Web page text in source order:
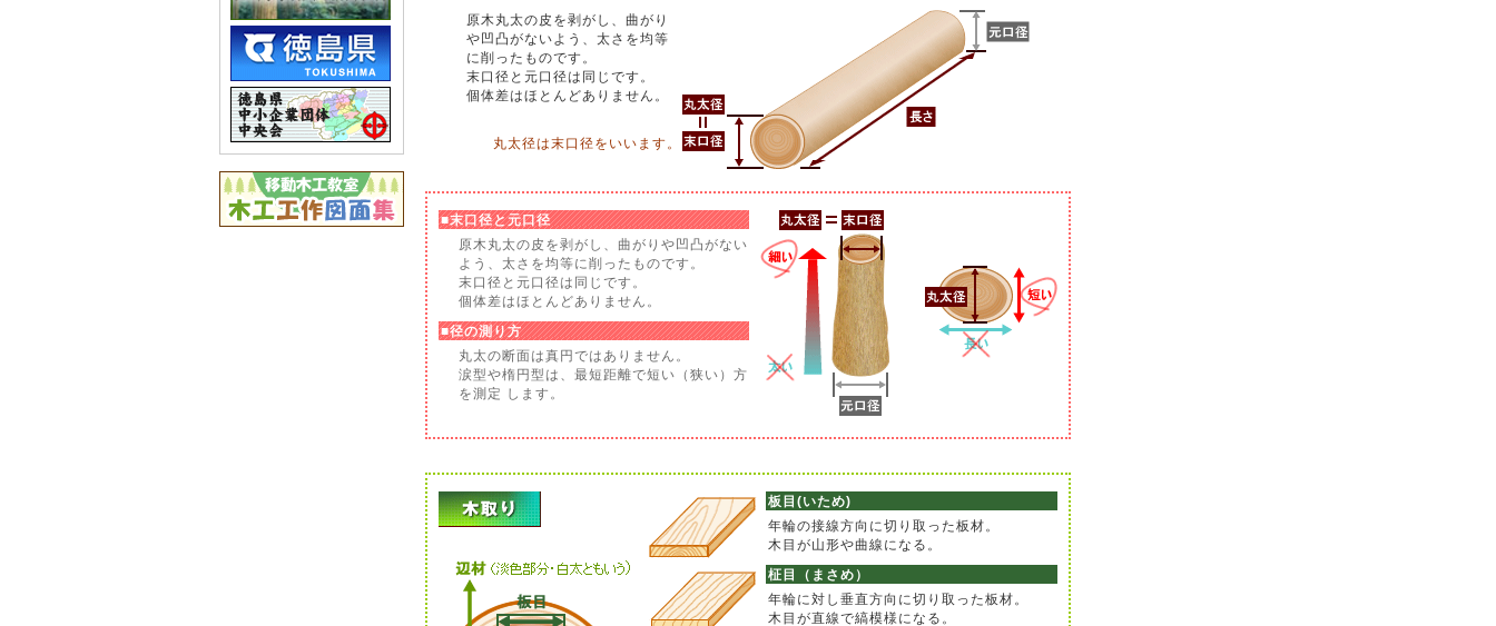
原木丸太の皮を剥がし、曲がり
や凹凸がないよう、太さを均等
に削ったものです。
末口径と元口径は同じです。
個体差はほとんどありません。
丸太径は末口径をいいます。
■末口径と元口径
原木丸太の皮を剥がし、曲がりや凹凸がない
よう、太さを均等に削ったものです。
末口径と元口径は同じです。
個体差はほとんどありません。
■径の測り方
丸太の断面は真円ではありません。
涙型や楕円型は、最短距離で短い（狭い）方
を測定 します。
板目(いため)
年輪の接線方向に切り取った板材。
木目が山形や曲線になる。
柾目（まさめ）
年輪に対し垂直方向に切り取った板材。
木目が直線で縞模様になる。